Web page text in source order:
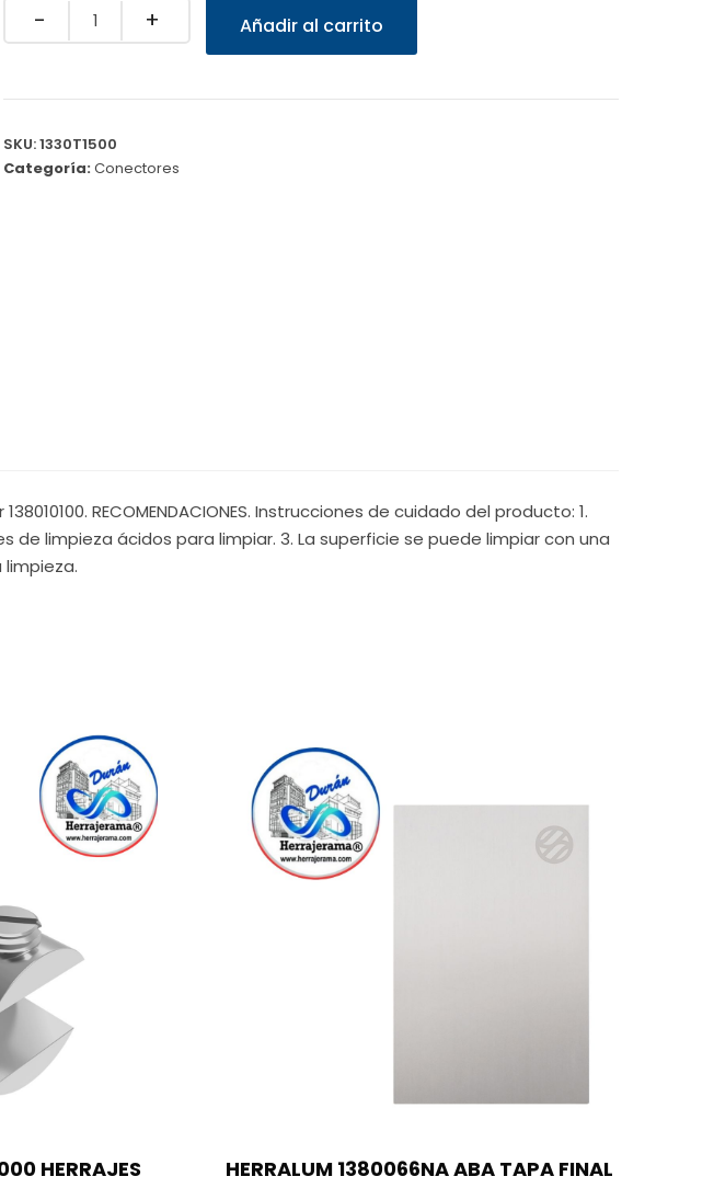
Quantity Añadir al carrito
SKU:1330T1500
Categoría:Conectores
RECOMENDACIONES. Instrucciones de cuidado del producto: 1.
limpieza ácidos para limpiar. 3. La superficie se puede limpiar con una
HERRAJES
HERRALUM 1380066NA ABA TAPA FINAL